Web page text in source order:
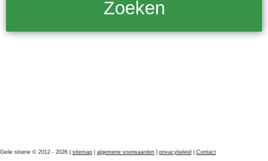
Geile sloerie © 2012 - 2026 | sitemap algemene voorwaarden privacybeleid Contact